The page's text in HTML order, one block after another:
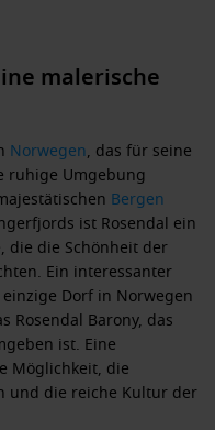
malerische
Norwegen, das für seine
ruhige Umgebung
Bergen
ist Rosendal ein
die die Schönheit der
Ein interessanter
Dorf in Norwegen
Rosendal Barony, das
ist. Eine
Möglichkeit, die
und die reiche Kultur der